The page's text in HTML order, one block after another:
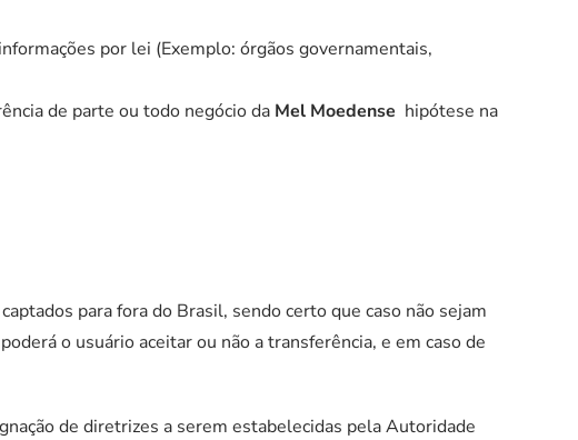
por lei (Exemplo: órgãos governamentais,
de parte ou todo negócio da Mel Moedense hipótese na
para fora do Brasil, sendo certo que caso não sejam
o usuário aceitar ou não a transferência, e em caso de
de diretrizes a serem estabelecidas pela Autoridade